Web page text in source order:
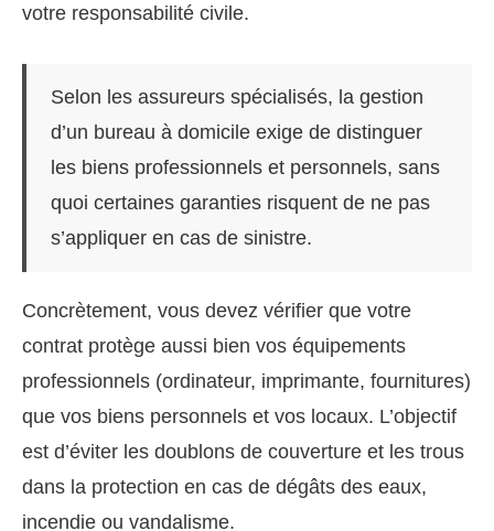
votre responsabilité civile.
Selon les assureurs spécialisés, la gestion
d’un bureau à domicile exige de distinguer
les biens professionnels et personnels, sans
quoi certaines garanties risquent de ne pas
s’appliquer en cas de sinistre.
Concrètement, vous devez vérifier que votre
contrat protège aussi bien vos équipements
professionnels (ordinateur, imprimante, fournitures)
que vos biens personnels et vos locaux. L’objectif
est d’éviter les doublons de couverture et les trous
dans la protection en cas de dégâts des eaux,
incendie ou vandalisme.